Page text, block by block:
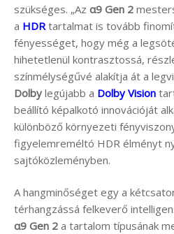
szükséges. „Az α9 Gen 2
a HDR tartalmat is tovább
fényességet, hogy még a
hihetetlenül kontrasztossá,
színmélységűvé alakítja át a
Dolby legújabb a Dolby Vision
beállító képalkotó innovációját
különböző környezeti
figyelemreméltó HDR élményt
sajtóközleményben.
A hangminőséget egy a
térhangzássá felkeverő
α9 Gen 2 a tartalom típusának